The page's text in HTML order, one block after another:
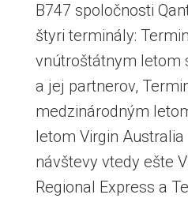
B747 spoločnosti
štyri terminály:
vnútroštátnym letom
a jej partnerov,
medzinárodným
letom Virgin
návštevy vtedy ešte
Regional Express a